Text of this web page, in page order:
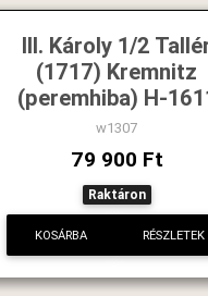
III. Károly 1/2
(1717) Kremnitz
(peremhiba) H-
w1307
79 900 Ft
Raktáron
KOSÁRBA RÉSZLETEK